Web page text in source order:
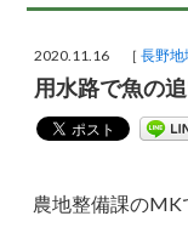
2020.11.16 ［長野地
用水路で魚の
農地整備課のMK